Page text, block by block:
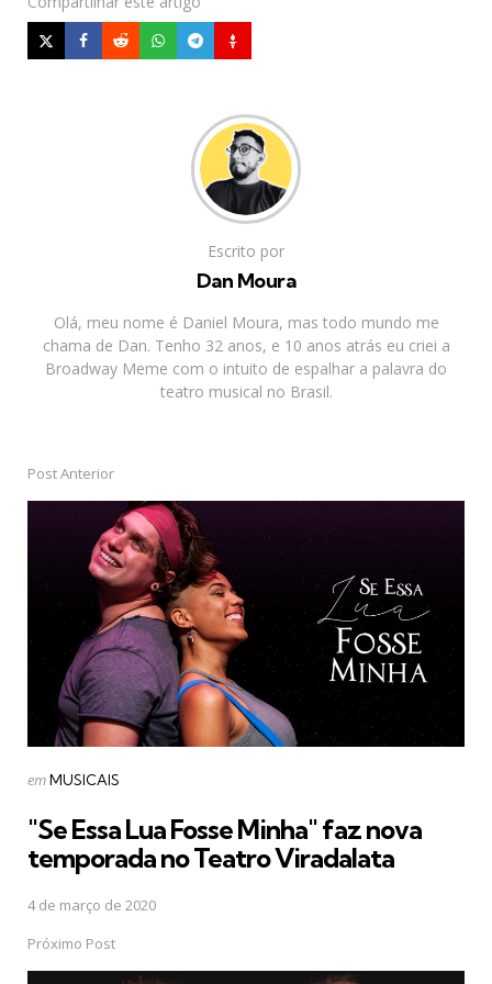
Escrito por
Dan Moura
Olá, meu nome é Daniel Moura, mas todo mundo me
chama de Dan. Tenho 32 anos, e 10 anos atrás eu criei a
Broadway Meme com o intuito de espalhar a palavra do
teatro musical no Brasil.
Post
navigation
Post Anterior
Postado
emMUSICAIS
"Se Essa Lua Fosse Minha" faz nova
temporada no Teatro Viradalata
4 de março de 2020
Próximo Post